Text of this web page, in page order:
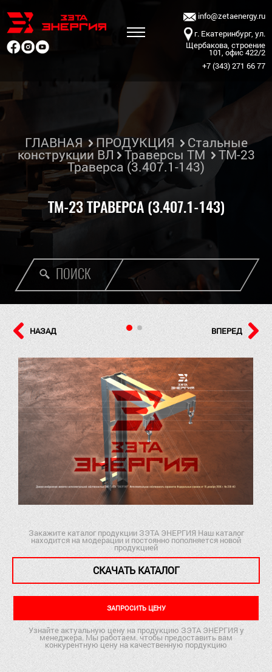
info@zetaenergy.ru
г. Екатеринбург, ул.
Щербакова, строение
101, офис 422/2
+7 (343) 271 66 77
ПОИСК
ГЛАВНАЯ ПРОДУКЦИЯ Стальные
конструкции ВЛ Траверсы ТМ ТМ-23
Траверса (3.407.1-143)
ТМ-23 ТРАВЕРСА (3.407.1-143)
НАЗАД ВПЕРЕД
Закажите каталог продукции ЗЭТА ЭНЕРГИЯ Наш каталог
находится на модерации и постоянно пополняется новой
продукцией
СКАЧАТЬ КАТАЛОГ
ЗАПРОСИТЬ ЦЕНУ
Узнайте актуальную цену на продукцию ЗЭТА ЭНЕРГИЯ у
менеджера. Мы работаем. чтобы предоставить вам
конкурентную цену на качественную пордукцию